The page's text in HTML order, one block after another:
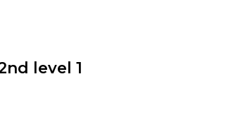
level 1